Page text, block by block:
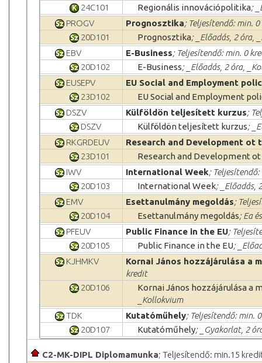
24C101 Regionális innovációpolitika;
PROGV
Prognosztika; Teljesítendő: min.
20D101
Prognosztika; _Előadás, 2 óra,
EBV
E-Business; Teljesítendő: min. 0
20D102
E-Business; _Előadás, 2 óra,
EUSEPV
EU Social and Employment
23D102
EU Social and Employment
DSZV
Külföldön teljesített kurzus;
DSZV
Külföldön teljesített kurzus;
RKGRDEUV
Research and Development ot
23D101
Research and Development ot
IWV
International Week;
20D103
International Week; _Előadás,
EMV
Esettanulmány megoldás;
20D104
Esettanulmány megoldás; Ea
PFEUV
Public Finance in the EU;
20D105
Public Finance in the EU;
KJHMKV
Kornai János hozzájárulása a
kredit
20D106
Kornai János hozzájárulása a
_Kollokvium
TDK
Kutatóműhely; Teljesítendő: min.
20D107
Kutatóműhely; _Gyakorlat, 2
C2-MK-DIPL Diplomamunka; Teljesítendő: min.15